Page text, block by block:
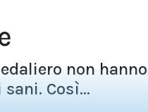
non hanno
Così...